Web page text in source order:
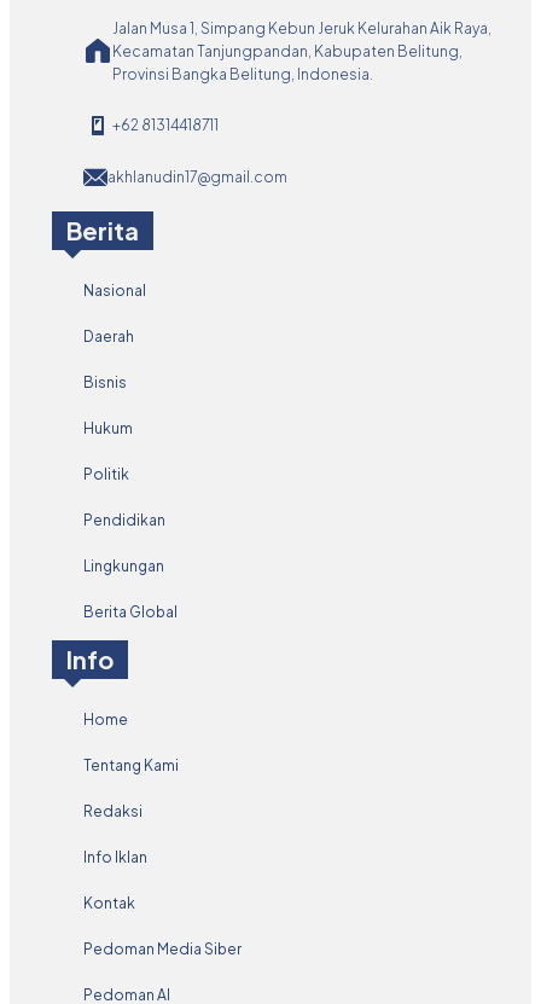
Jalan Musa 1, Simpang Kebun Jeruk Kelurahan Aik Raya,
Kecamatan Tanjungpandan, Kabupaten Belitung,
Provinsi Bangka Belitung, Indonesia.
+62 81314418711
akhlanudin17@gmail.com
Berita
Nasional
Daerah
Bisnis
Hukum
Politik
Pendidikan
Lingkungan
Berita Global
Info
Home
Tentang Kami
Redaksi
Info Iklan
Kontak
Pedoman Media Siber
Pedoman AI